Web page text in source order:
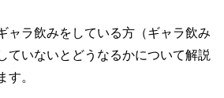
ャラ飲みをしている方（ギャラ飲み
ていないとどうなるかについて解説
す。